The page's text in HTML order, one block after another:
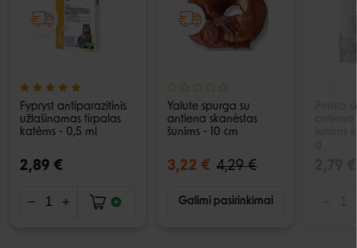
Fypryst antiparazitinis
užlašinamas tirpalas
katėms - 0,5 ml
2,89 €
Yalute spurga su
antiena skanėstas
šunims - 10 cm
3,22 € 4,29 €
Galimi pasirinkimai
Perrito